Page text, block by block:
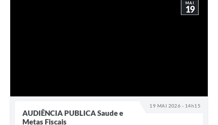
19 MAI 2026 - 14h15
MAI
19
AUDIÊNCIA PUBLICA Saude e
Metas Fiscais